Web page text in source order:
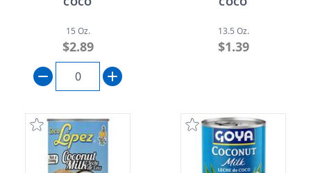
15 Oz.
$2.89
13.5 Oz.
$1.39